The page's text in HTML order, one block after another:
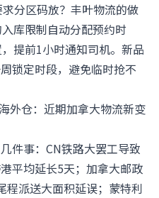
分区码放？丰叶物流的做
库限制自动分配预约时
提前1小时通知司机。新品
锁定时段，避免临时抢不
外仓：近期加拿大物流新变
件事：CN铁路大罢工导致
平均延长5天；加拿大邮政
程派送大面积延误；蒙特利